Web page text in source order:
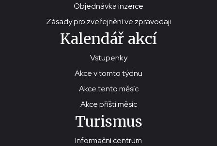
Objednávka inzerce
Zásady pro zveřejnění ve zpravodaji
Kalendář akcí
Vstupenky
Akce v tomto týdnu
Akce tento měsíc
Akce příští měsíc
Turismus
Informační centrum